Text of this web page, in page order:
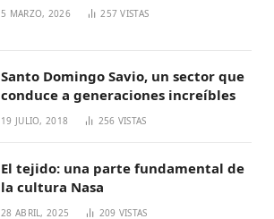
5 MARZO, 2026 257VISTAS
Santo Domingo Savio, un sector que
conduce a generaciones increíbles
19 JULIO, 2018 256 VISTAS
El tejido: una parte fundamental de
la cultura Nasa
28 ABRIL, 2025 209 VISTAS